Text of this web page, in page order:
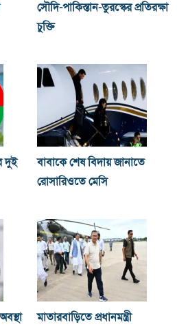
সৌদি-পাকিস্তান-তুরস্কের প্রতিরক্ষা
চুক্তি
দুই
বাবাকে শেষ বিদায় জানাতে
রোসারিওতে মেসি
মাতারবাড়িতে প্রধানমন্ত্রী